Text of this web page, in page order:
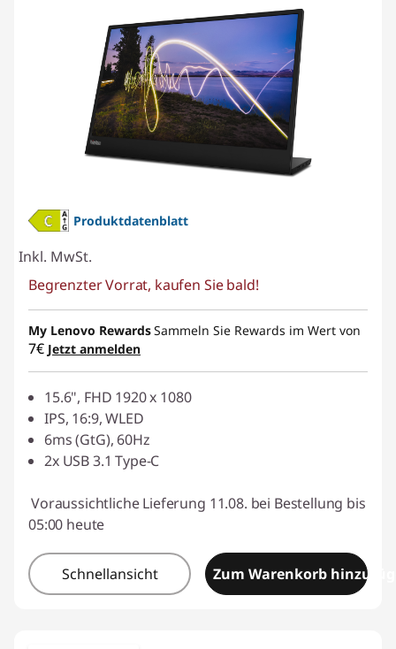
Produktdatenblatt
Inkl. MwSt.
Begrenzter Vorrat, kaufen Sie bald!
My Lenovo RewardsSammeln Sie Rewards im Wert von
7€ Jetzt anmelden
15.6", FHD 1920 x 1080
IPS, 16:9, WLED
6ms (GtG), 60Hz
2x USB 3.1 Type-C
Voraussichtliche Lieferung 11.08. bei Bestellung bis
05:00 heute
Schnellansicht Zum Warenkorb